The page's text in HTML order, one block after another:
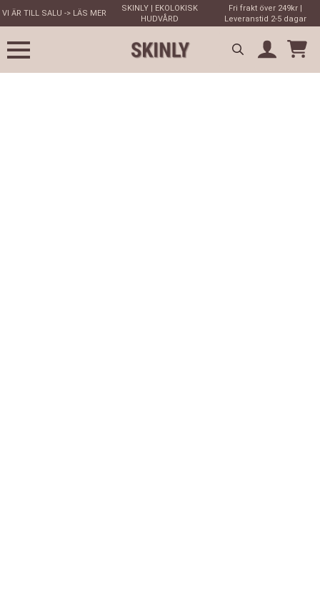
VI ÄR TILL SALU -> LÄS MER
SKINLY | EKOLOKISK
HUDVÅRD
Fri frakt över 249kr |
Leveranstid 2-5 dagar
Search